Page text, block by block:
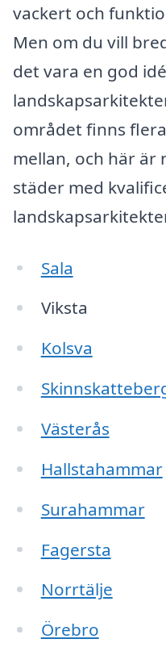
vackert och
Men om du vill
det vara en god
området finns
mellan, och här är
städer med
Sala
Viksta
Kolsva
Västerås
Hallstahammar
Surahammar
Fagersta
Norrtälje
Örebro